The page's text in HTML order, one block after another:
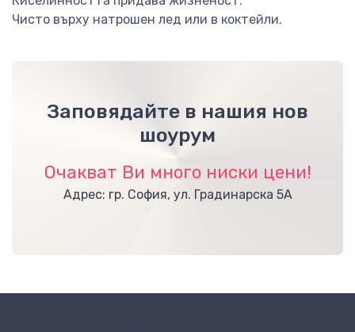
Чисто върху натрошен лед или в коктейли.
Заповядайте в нашия нов
шоурум
Очакват Ви много ниски цени!
Адрес: гр. София, ул. Градинарска 5А